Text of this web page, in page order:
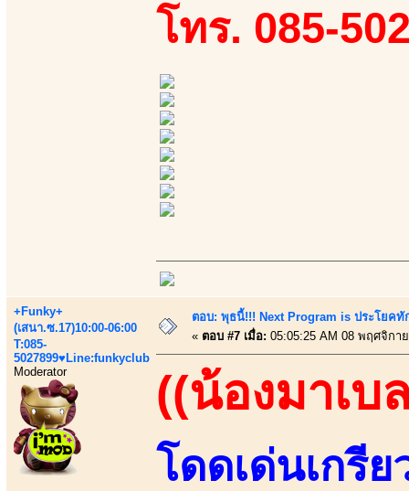
โทร. 085-
+Funky+
(เสนา.ซ.17)10:00-06:00
T:085-
5027899♥Line:funkyclub
Moderator
ตอบ: พุธนี้!!! Next Program is ประโยค
« ตอบ #7 เมื่อ: 05:05:25 AM 08 พฤศจิกา
((น้องมาเบ
โดดเด่นเกรี